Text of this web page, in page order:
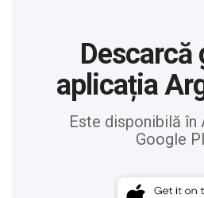
Descarcă
aplicația
Este disponibilă în
Google